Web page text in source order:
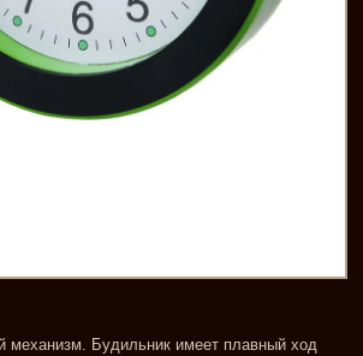
механизм. Будильник имеет плавный ход